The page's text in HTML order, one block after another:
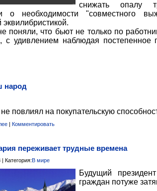
снижать опалу
необходимости "совместного
поняли, что бьют не только по
удивлением наблюдая постепенное
народ
повлиял на покупательскую
Комментировать
переживает трудные времена
Категория:В мире
Будущий
граждан потуже